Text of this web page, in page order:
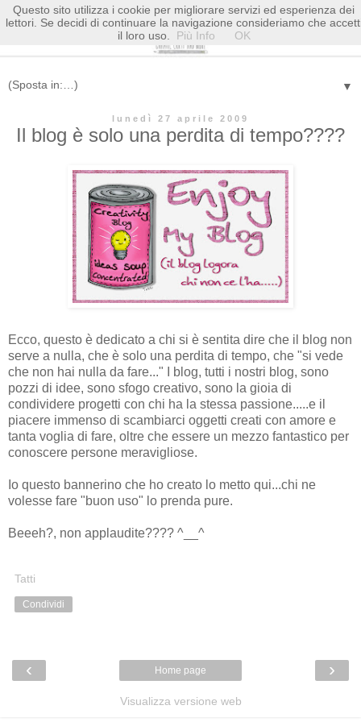
▼
lunedì 27 aprile 2009
Il blog è solo una perdita di tempo????
Ecco, questo è dedicato a chi si è sentita dire che il blog non
serve a nulla, che è solo una perdita di tempo, che "si vede
che non hai nulla da fare..." I blog, tutti i nostri blog, sono
pozzi di idee, sono sfogo creativo, sono la gioia di
condividere progetti con chi ha la stessa passione.....e il
piacere immenso di scambiarci oggetti creati con amore e
tanta voglia di fare, oltre che essere un mezzo fantastico per
conoscere persone meravigliose.
Io questo bannerino che ho creato lo metto qui...chi ne
volesse fare "buon uso" lo prenda pure.
Beeeh?, non applaudite???? ^__^
Tatti
Condividi
‹ ›
Home page
Visualizza versione web
Questo sito utilizza i cookie per migliorare servizi ed esperienza dei
lettori. Se decidi di continuare la navigazione consideriamo che
il loro uso.
Più Info OK